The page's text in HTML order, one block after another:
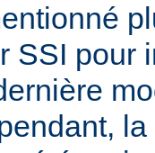
SSI pour